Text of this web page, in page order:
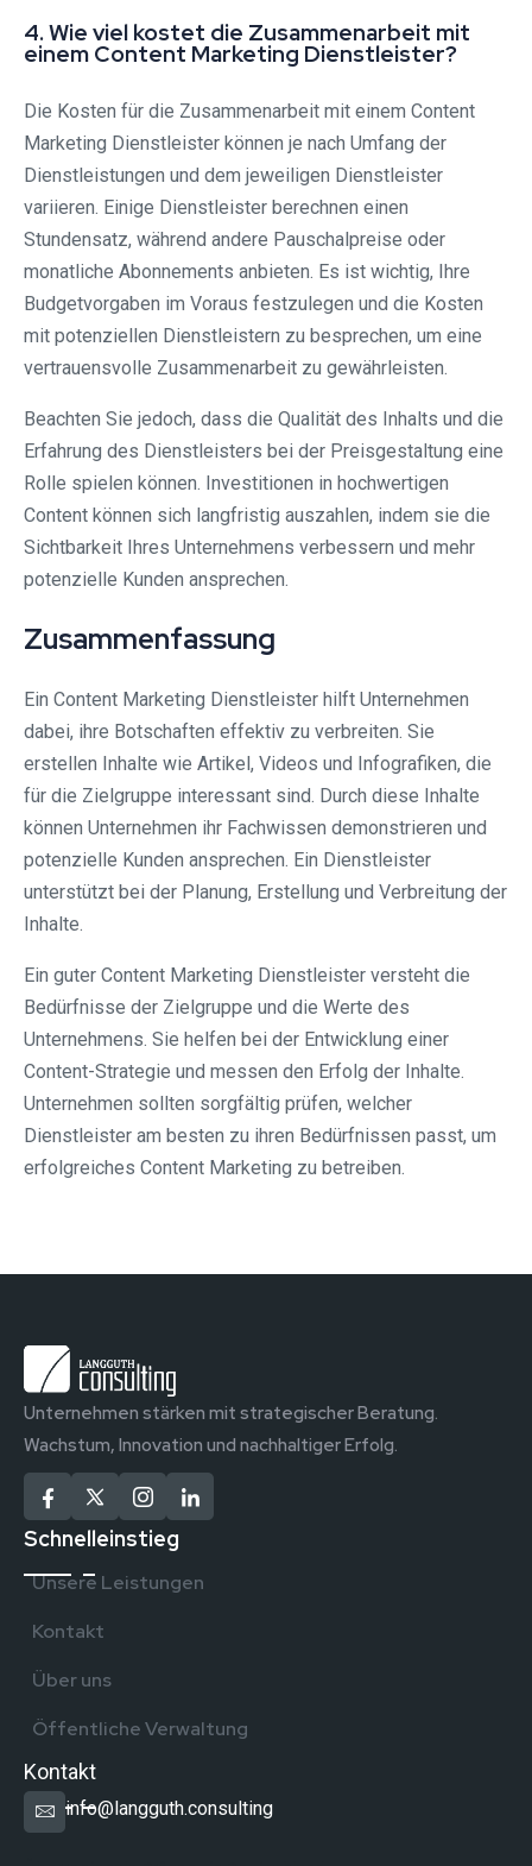
4. Wie viel kostet die Zusammenarbeit mit
einem Content Marketing Dienstleister?
Die Kosten für die Zusammenarbeit mit einem Content
Marketing Dienstleister können je nach Umfang der
Dienstleistungen und dem jeweiligen Dienstleister
variieren. Einige Dienstleister berechnen einen
Stundensatz, während andere Pauschalpreise oder
monatliche Abonnements anbieten. Es ist wichtig, Ihre
Budgetvorgaben im Voraus festzulegen und die Kosten
mit potenziellen Dienstleistern zu besprechen, um eine
vertrauensvolle Zusammenarbeit zu gewährleisten.
Beachten Sie jedoch, dass die Qualität des Inhalts und die
Erfahrung des Dienstleisters bei der Preisgestaltung eine
Rolle spielen können. Investitionen in hochwertigen
Content können sich langfristig auszahlen, indem sie die
Sichtbarkeit Ihres Unternehmens verbessern und mehr
potenzielle Kunden ansprechen.
Zusammenfassung
Ein Content Marketing Dienstleister hilft Unternehmen
dabei, ihre Botschaften effektiv zu verbreiten. Sie
erstellen Inhalte wie Artikel, Videos und Infografiken, die
für die Zielgruppe interessant sind. Durch diese Inhalte
können Unternehmen ihr Fachwissen demonstrieren und
potenzielle Kunden ansprechen. Ein Dienstleister
unterstützt bei der Planung, Erstellung und Verbreitung der
Inhalte.
Ein guter Content Marketing Dienstleister versteht die
Bedürfnisse der Zielgruppe und die Werte des
Unternehmens. Sie helfen bei der Entwicklung einer
Content-Strategie und messen den Erfolg der Inhalte.
Unternehmen sollten sorgfältig prüfen, welcher
Dienstleister am besten zu ihren Bedürfnissen passt, um
erfolgreiches Content Marketing zu betreiben.
Unternehmen stärken mit strategischer Beratung.
Wachstum, Innovation und nachhaltiger Erfolg.
Schnelleinstieg
Unsere Leistungen
Kontakt
Über uns
Öffentliche Verwaltung
Kontakt
info@langguth.consulting